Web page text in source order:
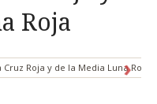
Roja
Roja y de la Media Luna Roja